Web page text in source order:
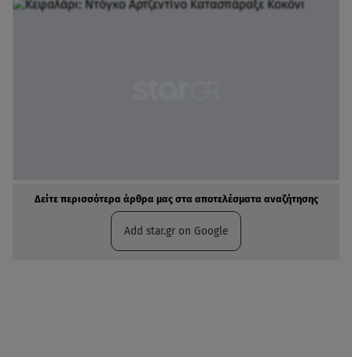
Δείτε περισσότερα άρθρα μας στα αποτελέσματα αναζήτησης
Add star.gr on Google